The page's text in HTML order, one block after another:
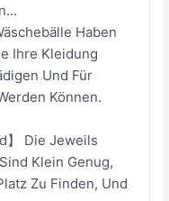
Haben
Ihre Kleidung
Und Für
Können.
】 Die Jeweils
Klein Genug,
Zu Finden, Und